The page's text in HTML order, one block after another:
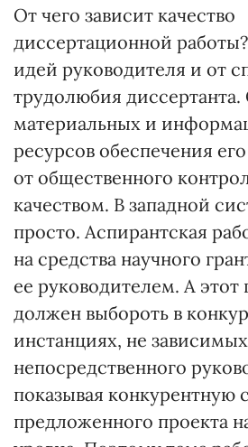
От чего зависит качество
диссертационной
идей руководителя и от
трудолюбия диссертанта.
материальных и
ресурсов обеспечения
от общественного
качеством. В западной
просто. Аспирантская
на средства научного
ее руководителем. А этот
должен выбороть в
инстанциях, не
непосредственного
показывая конкурентную
предложенного проекта